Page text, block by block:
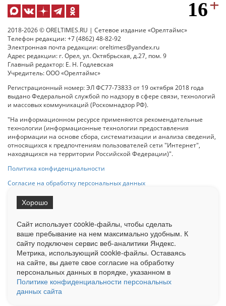
2018-2026 © ORELTIMES.RU | Сетевое издание «Орелтаймс»
Телефон редакции: +7 (4862) 48-82-92
Электронная почта редакции: oreltimes@yandex.ru
Адрес редакции: г. Орел, ул. Октябрьская, д.27, пом. 9
Главный редактор: Е. Н. Годлевская
Учредитель: ООО «Орелтаймс»
Регистрационный номер: ЭЛ ФС77-73833 от 19 октября 2018 года
выдано Федеральной службой по надзору в сфере связи, технологий
и массовых коммуникаций (Роскомнадзор РФ).
"На информационном ресурсе применяются рекомендательные
технологии (информационные технологии предоставления
информации на основе сбора, систематизации и анализа сведений,
относящихся к предпочтениям пользователей сети "Интернет",
находящихся на территории Российской Федерации)".
Политика конфиденциальности
Согласие на обработку персональных данных
на Сетевое издание «ОрелТаймс» обязательна.
Ограниченная статистика посещаемости доступна на сайте
Liveinternet.ru . Подробная статистика для рекламодателей по запросу
у менеджера.
Реклама Документы О нас Контакты
Сайт использует cookie-файлы, чтобы сделать
ваше пребывание на нем максимально удобным. К
cайту подключен сервис веб-аналитики Яндекс.
Метрика, использующий cookie-файлы. Оставаясь
на сайте, вы даете свое согласие на обработку
персональных данных в порядке, указанном в
Политике конфиденциальности персональных
данных сайта
Хорошо